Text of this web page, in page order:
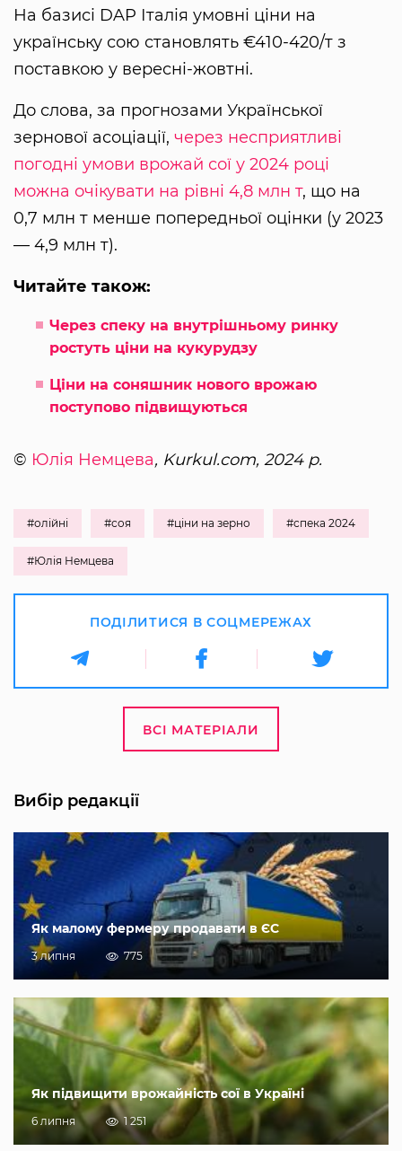
На базисі DAP Італія умовні ціни на
українську сою становлять €410-420/т з
поставкою у вересні-жовтні.
До слова, за прогнозами Української
зернової асоціації, через несприятливі
погодні умови врожай сої у 2024 році
можна очікувати на рівні 4,8 млн т, що на
0,7 млн т менше попередньої оцінки (у 2023
— 4,9 млн т).
Читайте також:
Через спеку на внутрішньому ринку
ростуть ціни на кукурудзу
Ціни на соняшник нового врожаю
поступово підвищуються
© Юлія Немцева, Kurkul.com, 2024 р.
#олійні #соя #ціни на зерно #спека 2024
#Юлія Немцева
ПОДІЛИТИСЯ В СОЦМЕРЕЖАХ
ВСІ МАТЕРІАЛИ
Вибір редакції
Як малому фермеру продавати в ЄС
3 липня 775
Як підвищити врожайність сої в Україні
6 липня 1 251